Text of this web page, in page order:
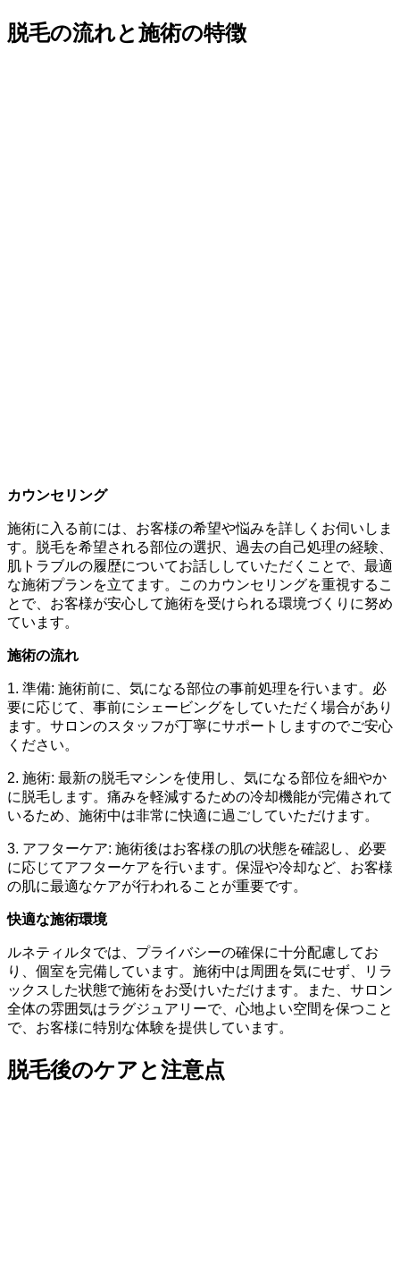
脱毛の流れと施術の特徴
カウンセリング
施術に入る前には、お客様の希望や悩みを詳しくお伺いしま
す。脱毛を希望される部位の選択、過去の自己処理の経験、
肌トラブルの履歴についてお話ししていただくことで、最適
な施術プランを立てます。このカウンセリングを重視するこ
とで、お客様が安心して施術を受けられる環境づくりに努め
ています。
施術の流れ
1. 準備: 施術前に、気になる部位の事前処理を行います。必
要に応じて、事前にシェービングをしていただく場合があり
ます。サロンのスタッフが丁寧にサポートしますのでご安心
ください。
2. 施術: 最新の脱毛マシンを使用し、気になる部位を細やか
に脱毛します。痛みを軽減するための冷却機能が完備されて
いるため、施術中は非常に快適に過ごしていただけます。
3. アフターケア: 施術後はお客様の肌の状態を確認し、必要
に応じてアフターケアを行います。保湿や冷却など、お客様
の肌に最適なケアが行われることが重要です。
快適な施術環境
ルネティルタでは、プライバシーの確保に十分配慮してお
り、個室を完備しています。施術中は周囲を気にせず、リラ
ックスした状態で施術をお受けいただけます。また、サロン
全体の雰囲気はラグジュアリーで、心地よい空間を保つこと
で、お客様に特別な体験を提供しています。
脱毛後のケアと注意点